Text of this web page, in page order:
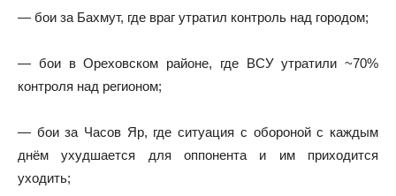
— бои за Бахмут, где враг утратил контроль над городом;
— бои в Ореховском районе, где ВСУ утратили ~70%
контроля над регионом;
— бои за Часов Яр, где ситуация с обороной с каждым
днём ухудшается для оппонента и им приходится
уходить;